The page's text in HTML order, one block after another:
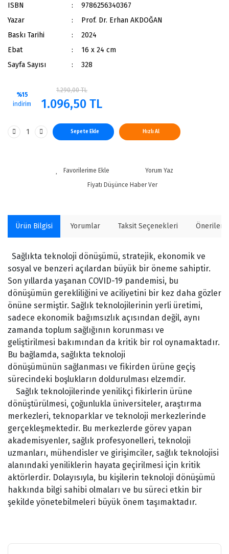
ISBN
9786256340367
Yazar
Prof. Dr. Erhan AKDOĞAN
Baskı Tarihi
2024
Ebat
16 x 24 cm
Sayfa Sayısı
328
%15
indirim
1.290,00 TL
1.096,50 TL
Sepete Ekle Hızlı Al
Yorum Yaz
Fiyatı Düşünce Haber Ver
Ürün Bilgisi Yorumlar Taksit Seçenekleri
Sağlıkta teknoloji dönüşümü, stratejik, ekonomik ve
sosyal ve benzeri açılardan büyük bir öneme sahiptir.
Son yıllarda yaşanan COVID-19 pandemisi, bu
dönüşümün gerekliliğini ve aciliyetini bir kez daha gözler
önüne sermiştir. Sağlık teknolojilerinin yerli üretimi,
sadece ekonomik bağımsızlık açısından değil, aynı
zamanda toplum sağlığının korunması ve
geliştirilmesi bakımından da kritik bir rol oynamaktadır.
Bu bağlamda, sağlıkta teknoloji
dönüşümünün sağlanması ve fikirden ürüne geçiş
sürecindeki boşlukların doldurulması elzemdir.
Sağlık teknolojilerinde yenilikçi fikirlerin ürüne
dönüştürülmesi, çoğunlukla üniversiteler, araştırma
merkezleri, teknoparklar ve teknoloji merkezlerinde
gerçekleşmektedir. Bu merkezlerde görev yapan
akademisyenler, sağlık profesyonelleri, teknoloji
uzmanları, mühendisler ve girişimciler, sağlık teknolojisi
alanındaki yeniliklerin hayata geçirilmesi için kritik
aktörlerdir. Dolayısıyla, bu kişilerin teknoloji dönüşümü
hakkında bilgi sahibi olmaları ve bu süreci etkin bir
şekilde yönetebilmeleri büyük önem taşımaktadır.
Bu ürüne ilk yorumu siz yapın!